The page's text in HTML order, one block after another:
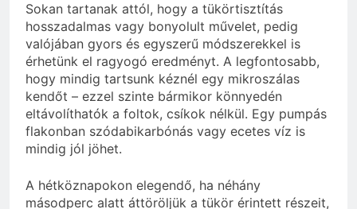
Sokan tartanak attól, hogy a tükörtisztítás
hosszadalmas vagy bonyolult művelet, pedig
valójában gyors és egyszerű módszerekkel is
érhetünk el ragyogó eredményt. A legfontosabb,
hogy mindig tartsunk kéznél egy mikroszálas
kendőt – ezzel szinte bármikor könnyedén
eltávolíthatók a foltok, csíkok nélkül. Egy pumpás
flakonban szódabikarbónás vagy ecetes víz is
mindig jól jöhet.
A hétköznapokon elegendő, ha néhány
másodperc alatt áttöröljük a tükör érintett részeit,